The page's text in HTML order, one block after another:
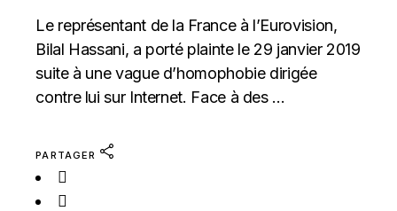
Le représentant de la France à l’Eurovision,
Bilal Hassani, a porté plainte le 29 janvier 2019
suite à une vague d’homophobie dirigée
contre lui sur Internet. Face à des ...
PARTAGER